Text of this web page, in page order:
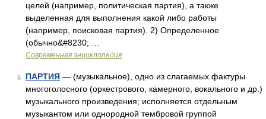
целей (например, политическая партия), а также
выделенная для выполнения какой либо работы
(например, поисковая партия). 2) Определенное
(обычно&#8230; …
Современная энциклопедия
6 ПАРТИЯ — (музыкальное), одно из слагаемых фактуры
многоголосного (оркестрового, камерного, вокального и др.)
музыкального произведения; исполняется отдельным
музыкантом или однородной тембровой группой